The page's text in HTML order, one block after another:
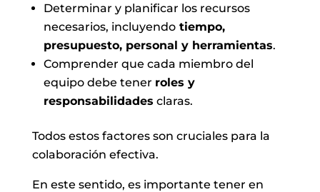
Determinar y planificar los recursos
necesarios, incluyendotiempo,
presupuesto, personal y herramientas.
Comprender que cada miembro del
equipo debe tener roles y
responsabilidades claras.
Todos estos factores son cruciales para la
colaboración efectiva.
En este sentido, es importante tener en